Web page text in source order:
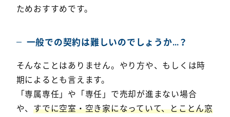
ためおすすめです。
一般での契約は難しいのでしょうか…？
そんなことはありません。やり方や、もしくは時
期によるとも言えます。
「専属専任」や「専任」で売却が進まない場合
や、 すでに空室・空き家になっていて、とことん窓